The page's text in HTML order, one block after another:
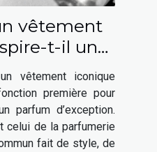
vêtement
t-il un
?
vêtement iconique
première pour
parfum d’exception.
celui de la parfumerie
fait de style, de